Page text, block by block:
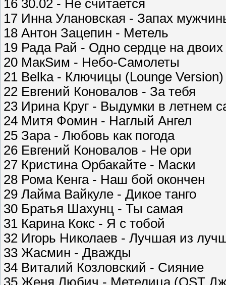
16 30.02 - Не считается
17 Инна Улановская - Запах
18 Антон Зацепин - Метель
19 Рада Рай - Одно сердце на двоих
20 МакSим - Небо-Самолеты
21 Belka - Ключицы (Lounge Version)
22 Евгений Коновалов - За тебя
23 Ирина Круг - Выдумки в летнем
24 Митя Фомин - Наглый Ангел
25 Зара - Любовь как погода
26 Евгений Коновалов - Не ори
27 Кристина Орбакайте - Маски
28 Рома Кенга - Наш бой окончен
29 Лайма Вайкуле - Дикое танго
30 Братья Шахунц - Ты самая
31 Карина Кокс - Я с тобой
32 Игорь Николаев - Лучшая из
33 Жасмин - Дважды
34 Виталий Козловский - Сияние
35 Женя Любич - Метелица (OST